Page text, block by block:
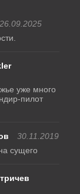
26.09.2025
уже много
пилот
30.11.2019
сущего